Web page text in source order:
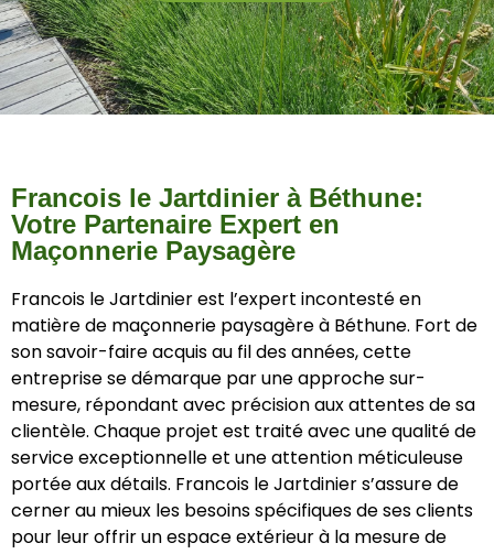
Francois le Jartdinier à Béthune:
Votre Partenaire Expert en
Maçonnerie Paysagère
Francois le Jartdinier est l’expert incontesté en
matière de maçonnerie paysagère à Béthune. Fort de
son savoir-faire acquis au fil des années, cette
entreprise se démarque par une approche sur-
mesure, répondant avec précision aux attentes de sa
clientèle. Chaque projet est traité avec une qualité de
service exceptionnelle et une attention méticuleuse
portée aux détails. Francois le Jartdinier s’assure de
cerner au mieux les besoins spécifiques de ses clients
pour leur offrir un espace extérieur à la mesure de